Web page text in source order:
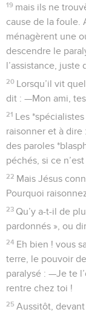
19 mais ils ne
cause de la foule.
ménagèrent une
descendre le
l’assistance, juste
20 Lorsqu’il vit
dit : —Mon ami,
21 Les
raisonner et à
des paroles
péchés, si ce
22 Mais Jésus
Pourquoi
23 Qu’y a-t-il de
pardonnés », ou
24 Eh bien ! vous
terre, le pouvoir
paralysé : —Je te
rentre chez toi !
25 Aussitôt,